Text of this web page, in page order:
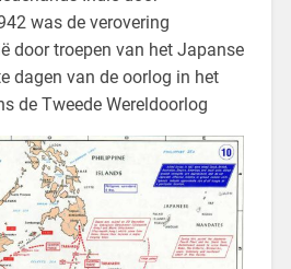
was de verovering
door troepen van het Japanse
dagen van de oorlog in het
de Tweede Wereldoorlog